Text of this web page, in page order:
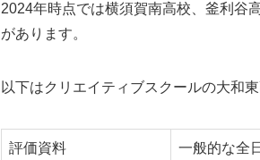
2024年時点では横須賀南高校、釜利谷
があります。
以下はクリエイティブスクールの大和
評価資料 一般的な全